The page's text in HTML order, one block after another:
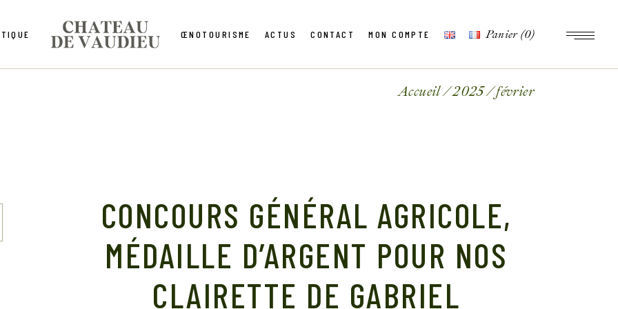
ŒNOTOURISME ACTUS CONTACT MON COMPTE Panier (0)
Accueil 2025 février
CONCOURS GÉNÉRAL AGRICOLE,
MÉDAILLE D’ARGENT POUR NOS
CLAIRETTE DE GABRIEL